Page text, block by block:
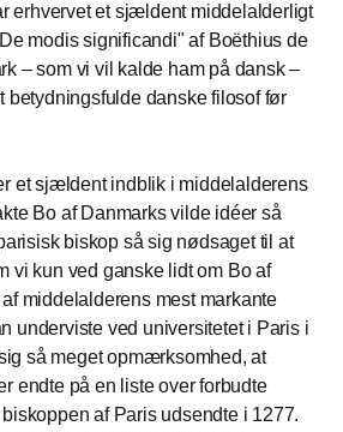
erhvervet et sjældent middelalderligt
modis significandi" af Boëthius de
– som vi vil kalde ham på dansk –
betydningsfulde danske filosof før
et sjældent indblik i middelalderens
Bo af Danmarks vilde idéer så
biskop så sig nødsaget til at
vi kun ved ganske lidt om Bo af
middelalderens mest markante
underviste ved universitetet i Paris i
så meget opmærksomhed, at
endte på en liste over forbudte
af Paris udsendte i 1277.